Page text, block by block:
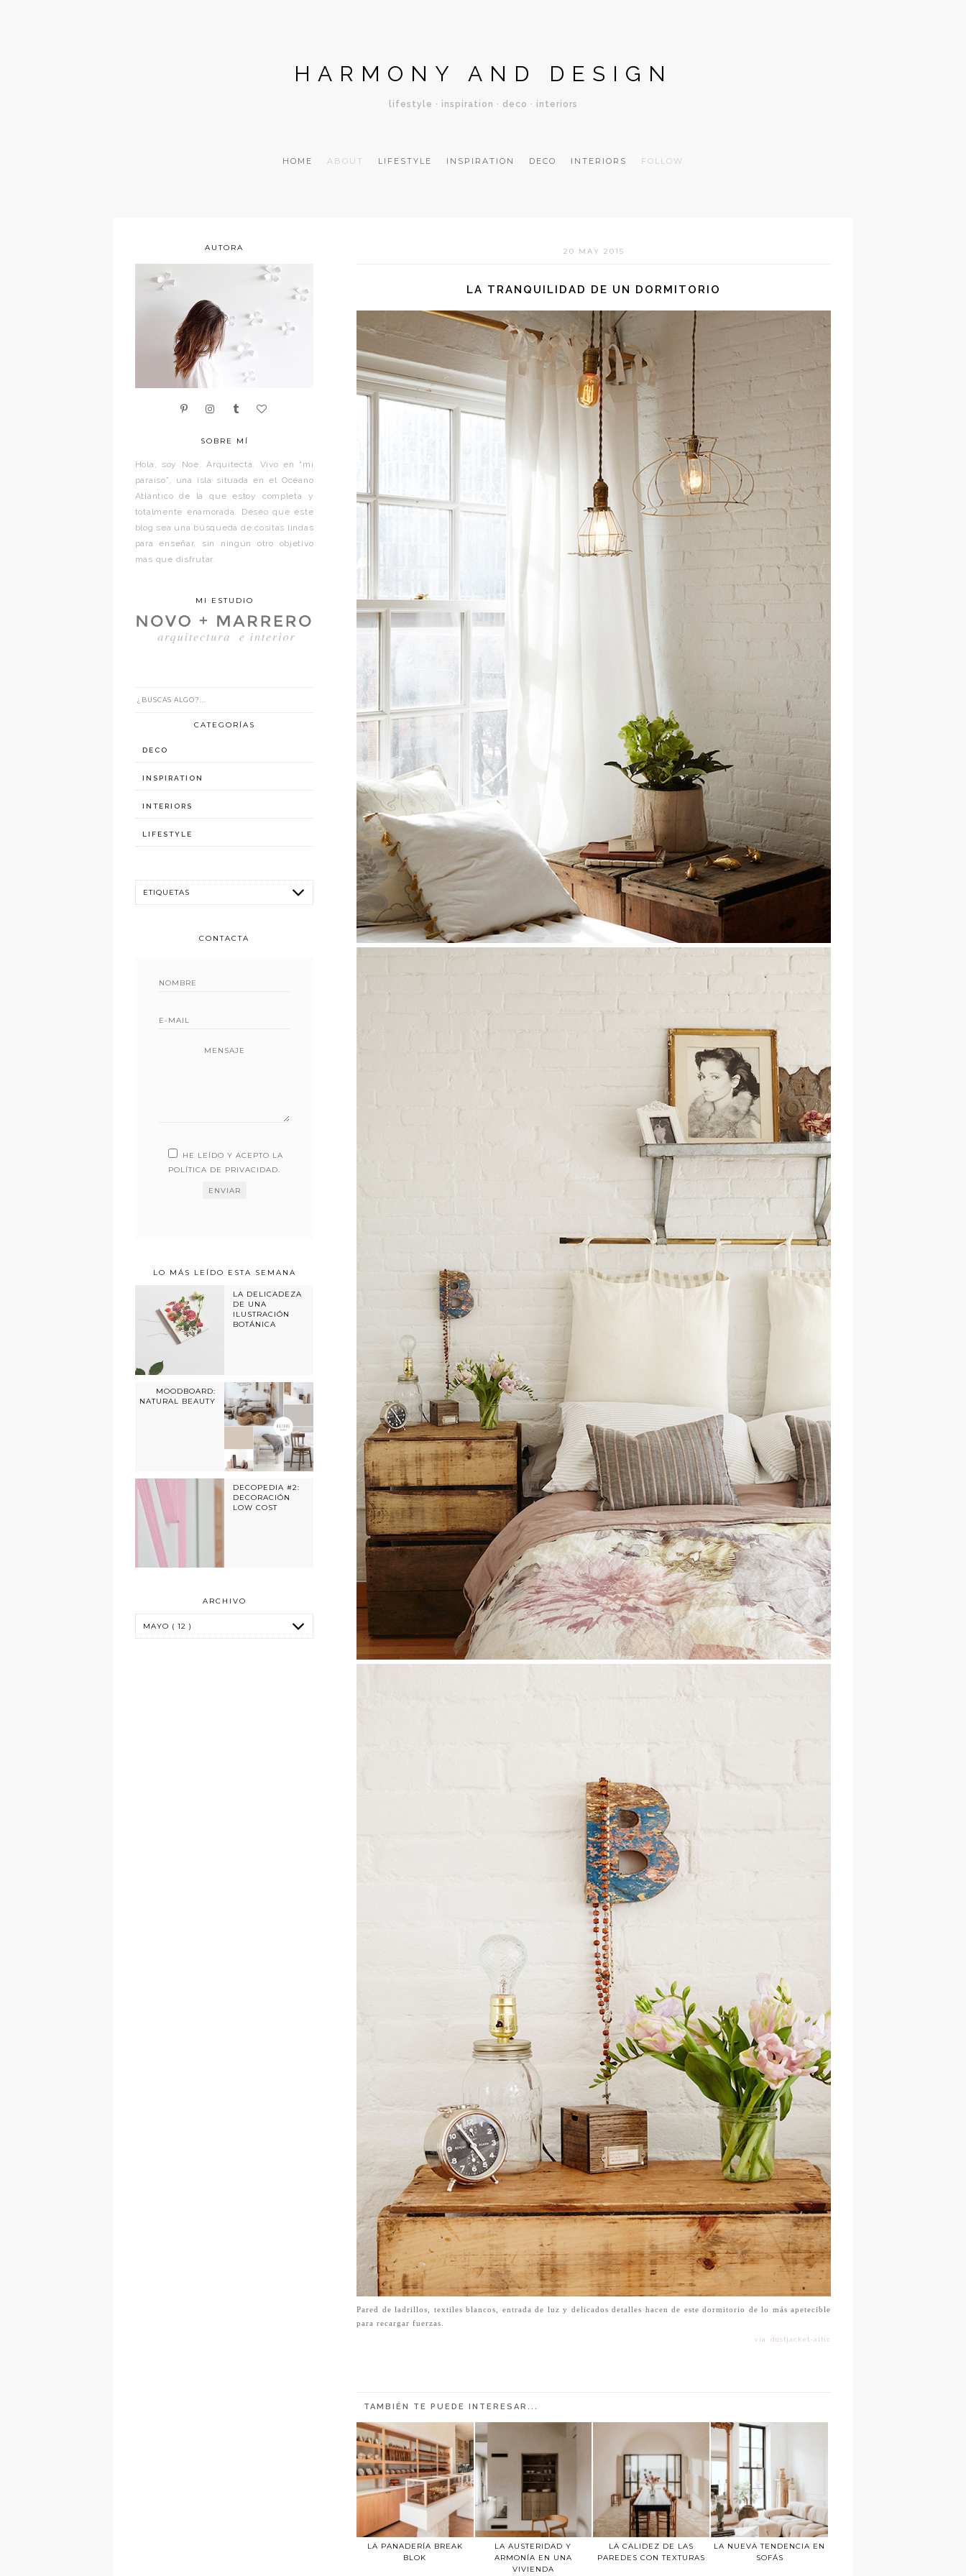
HARMONY AND DESIGN
lifestyle · inspiration · deco · interiors
HOME ABOUT LIFESTYLE INSPIRATION DECO INTERIORS FOLLOW
20 MAY 2015
LA TRANQUILIDAD DE UN DORMITORIO
Pared de ladrillos, textiles blancos, entrada de luz y delicados detalles hacen de este dormitorio de lo más apetecible
para recargar fuerzas.
vía: dustjacket-attic
TAMBIÉN TE PUEDE INTERESAR...
LA PANADERÍA BREAK
BLOK
LA AUSTERIDAD Y
ARMONÍA EN UNA
VIVIENDA
LA CALIDEZ DE LAS
PAREDES CON TEXTURAS
LA NUEVA TENDENCIA EN
SOFÁS
AUTORA
SOBRE MÍ
Hola, soy Noe. Arquitecta. Vivo en “mi
paraíso”, una isla situada en el Océano
Atlántico de la que estoy completa y
totalmente enamorada. Deseo que este
blog sea una búsqueda de cositas lindas
para enseñar, sin ningún otro objetivo
más que disfrutar.
MI ESTUDIO
CATEGORÍAS
DECO
INSPIRATION
INTERIORS
LIFESTYLE
CONTACTA
MENSAJE
HE LEÍDO Y ACEPTO LA
POLÍTICA DE PRIVACIDAD.
LO MÁS LEÍDO ESTA SEMANA
LA DELICADEZA
DE UNA
ILUSTRACIÓN
BOTÁNICA
MOODBOARD:
NATURAL BEAUTY
DECOPEDIA #2:
DECORACIÓN
LOW COST
ARCHIVO